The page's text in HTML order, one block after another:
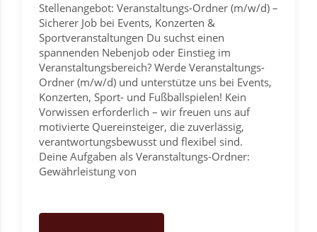
Stellenangebot: Veranstaltungs-Ordner (m/w/d) –
Sicherer Job bei Events, Konzerten &
Sportveranstaltungen Du suchst einen
spannenden Nebenjob oder Einstieg im
Veranstaltungsbereich? Werde Veranstaltungs-
Ordner (m/w/d) und unterstütze uns bei Events,
Konzerten, Sport- und Fußballspielen! Kein
Vorwissen erforderlich – wir freuen uns auf
motivierte Quereinsteiger, die zuverlässig,
verantwortungsbewusst und flexibel sind.
Deine Aufgaben als Veranstaltungs-Ordner:
Gewährleistung von